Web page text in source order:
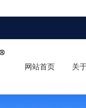
网站首页 关